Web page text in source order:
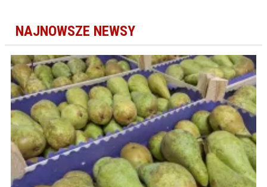
NAJNOWSZE NEWSY